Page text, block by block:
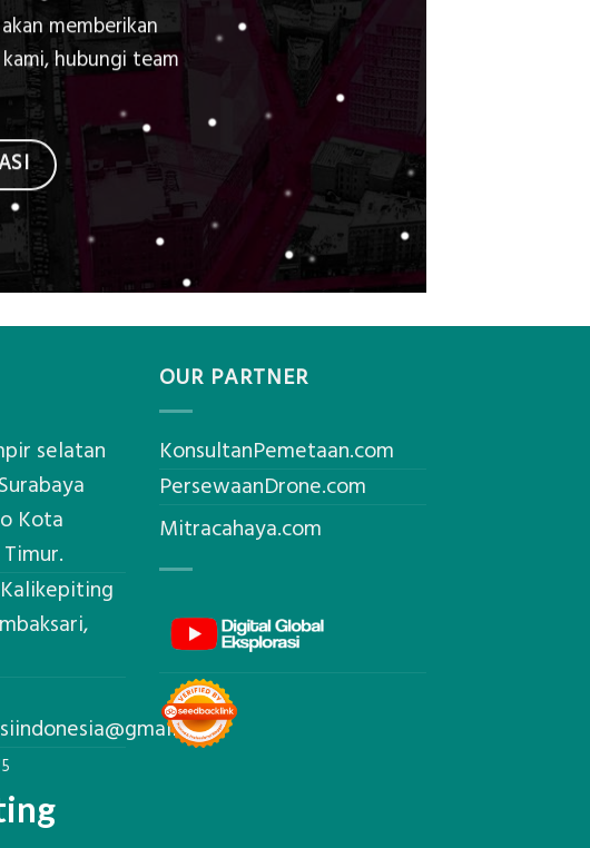
memberikan
hubungi team
selatan
Kota
OUR PARTNER
KonsultanPemetaan.com
PersewaanDrone.com
Mitracahaya.com